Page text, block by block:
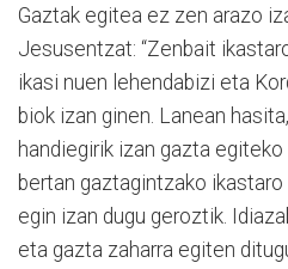
Gaztak egitea ez zen arazo
Jesusentzat: “Zenbait
ikasi nuen lehendabizi eta
biok izan ginen. Lanean
handiegirik izan gazta egiteko
bertan gaztagintzako
egin izan dugu geroztik.
eta gazta zaharra egiten